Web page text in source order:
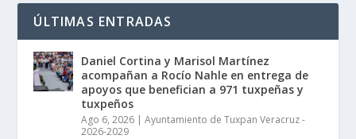
ÚLTIMAS ENTRADAS
Daniel Cortina y Marisol Martínez
acompañan a Rocío Nahle en entrega de
apoyos que benefician a 971 tuxpeñas y
tuxpeños
Ago 6, 2026 |Ayuntamiento de Tuxpan Veracruz -
2026-2029